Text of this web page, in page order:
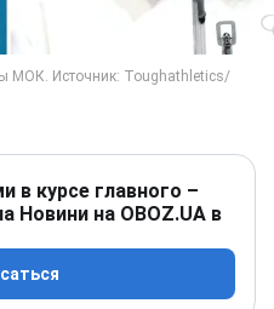
в курсе главного –
Новини на OBOZ.UA в